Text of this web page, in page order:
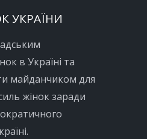
УКРАЇНИ
в Україні та
майданчиком для
жінок заради